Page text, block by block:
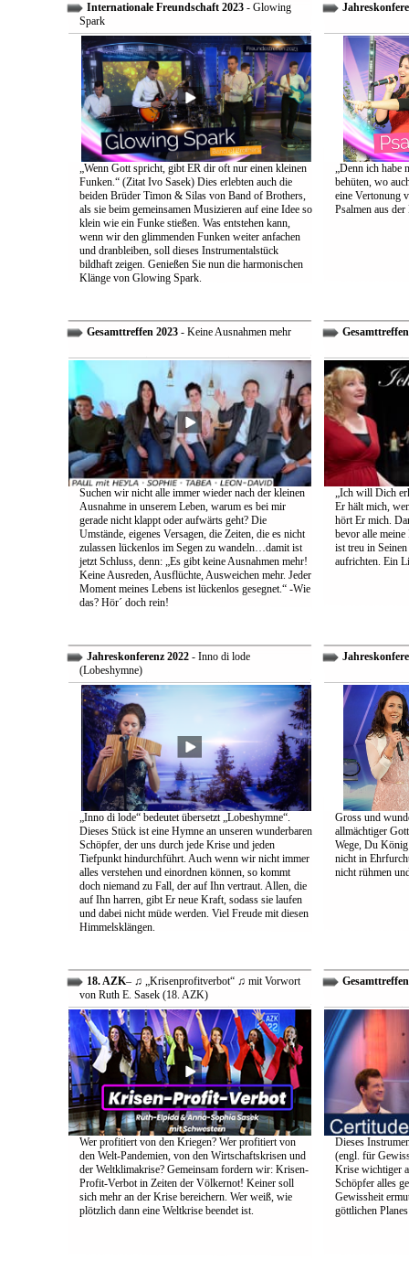
Internationale Freundschaft 2023- Glowing
Spark
„Wenn Gott spricht, gibt ER dir oft nur einen kleinen
Funken.“ (Zitat Ivo Sasek) Dies erlebten auch die
beiden Brüder Timon & Silas von Band of Brothers,
als sie beim gemeinsamen Musizieren auf eine Idee so
klein wie ein Funke stießen. Was entstehen kann,
wenn wir den glimmenden Funken weiter anfachen
und dranbleiben, soll dieses Instrumentalstück
bildhaft zeigen. Genießen Sie nun die harmonischen
Klänge von Glowing Spark.
„Denn ich habe
behüten, wo
eine Vertonung
Psalmen aus
Gesamttreffen 2023- Keine Ausnahmen mehr
Suchen wir nicht alle immer wieder nach der kleinen
Ausnahme in unserem Leben, warum es bei mir
gerade nicht klappt oder aufwärts geht? Die
Umstände, eigenes Versagen, die Zeiten, die es nicht
zulassen lückenlos im Segen zu wandeln…damit ist
jetzt Schluss, denn: „Es gibt keine Ausnahmen mehr!
Keine Ausreden, Ausflüchte, Ausweichen mehr. Jeder
Moment meines Lebens ist lückenlos gesegnet.“ -Wie
das? Hör´ doch rein!
„Ich will Dich
Er hält mich,
hört Er mich.
bevor alle
ist treu in
aufrichten. Ein
Jahreskonferenz 2022- Inno di lode
(Lobeshymne)
„Inno di lode“ bedeutet übersetzt „Lobeshymne“.
Dieses Stück ist eine Hymne an unseren wunderbaren
Schöpfer, der uns durch jede Krise und jeden
Tiefpunkt hindurchführt. Auch wenn wir nicht immer
alles verstehen und einordnen können, so kommt
doch niemand zu Fall, der auf Ihn vertraut. Allen, die
auf Ihn harren, gibt Er neue Kraft, sodass sie laufen
und dabei nicht müde werden. Viel Freude mit diesen
Himmelsklängen.
Gross und
allmächtiger
Wege, Du
nicht in
nicht rühmen
18. AZK– ♫ „Krisenprofitverbot“ ♫ mit Vorwort
von Ruth E. Sasek (18. AZK)
Wer profitiert von den Kriegen? Wer profitiert von
den Welt-Pandemien, von den Wirtschaftskrisen und
der Weltklimakrise? Gemeinsam fordern wir: Krisen-
Profit-Verbot in Zeiten der Völkernot! Keiner soll
sich mehr an der Krise bereichern. Wer weiß, wie
plötzlich dann eine Weltkrise beendet ist.
Dieses
(engl. für
Krise wichtiger
Schöpfer alles
Gewissheit
göttlichen